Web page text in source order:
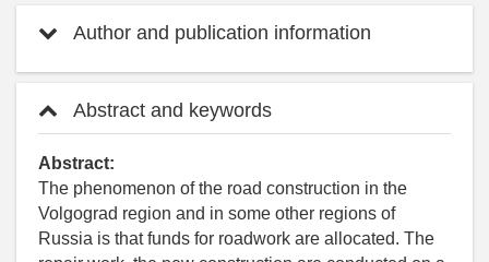
Author and publication information
Abstract and keywords
Abstract:
The phenomenon of the road construction in the
Volgograd region and in some other regions of
Russia is that funds for roadwork are allocated. The